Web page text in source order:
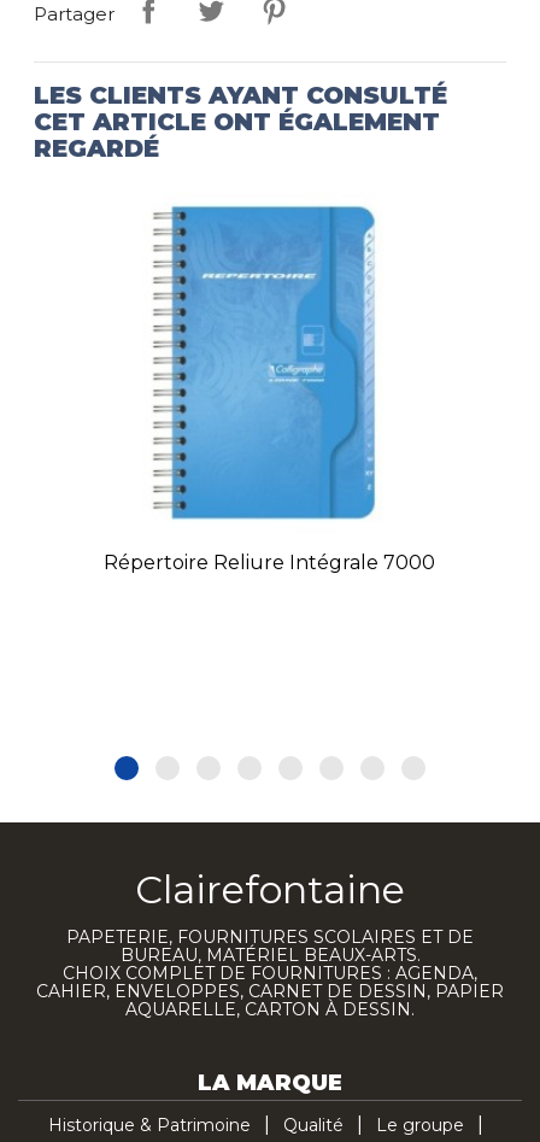
Partager
LES CLIENTS AYANT CONSULTÉ
CET ARTICLE ONT ÉGALEMENT
REGARDÉ
Répertoire Reliure Intégrale 7000
Clairefontaine
PAPETERIE, FOURNITURES SCOLAIRES ET DE
BUREAU, MATÉRIEL BEAUX-ARTS.
CHOIX COMPLET DE FOURNITURES : AGENDA,
CAHIER, ENVELOPPES, CARNET DE DESSIN, PAPIER
AQUARELLE, CARTON À DESSIN.
LA MARQUE
Historique & Patrimoine Qualité
Le groupe